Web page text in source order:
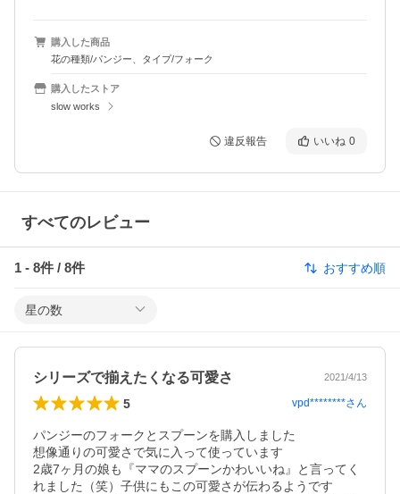
購入した商品
花の種類/パンジー、タイプ/フォーク
購入したストア
slow works
違反報告 いいね 0
すべてのレビュー
1 - 8件 / 8件 おすすめ順
星の数
シリーズで揃えたくなる可愛さ 2021/4/13
5 vpd********さん
パンジーのフォークとスプーンを購入しました
想像通りの可愛さで気に入って使っています
2歳7ヶ月の娘も『ママのスプーンかわいいね』と言ってく
れました（笑）子供にもこの可愛さが伝わるようです